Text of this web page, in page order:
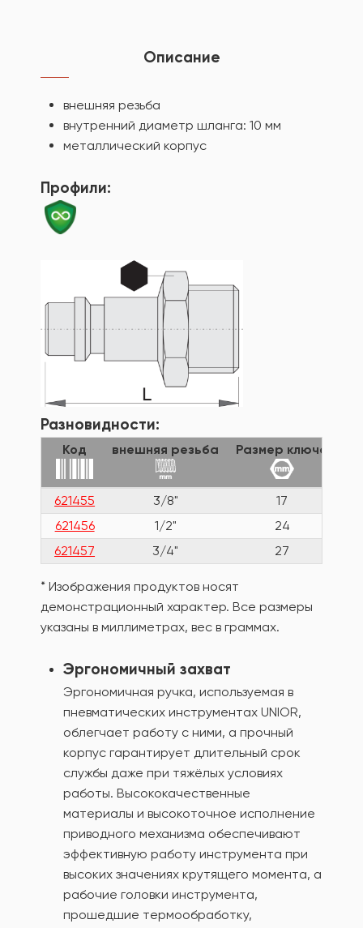
Описание
внешняя резьба
внутренний диаметр шланга: 10 мм
металлический корпус
Профили:
Разновидности:
Код внешняя резьба Размер ключа
621455 3/8" 17
621456
1/2" 24
621457
3/4" 27
* Изображения продуктов носят
демонстрационный характер. Все размеры
указаны в миллиметрах, вес в граммах.
Эргономичный захват
Эргономичная ручка, используемая в
пневматических инструментах UNIOR,
облегчает работу с ними, а прочный
корпус гарантирует длительный срок
службы даже при тяжёлых условиях
работы. Высококачественные
материалы и высокоточное исполнение
приводного механизма обеспечивают
эффективную работу инструмента при
высоких значениях крутящего момента, а
рабочие головки инструмента,
прошедшие термообработку,